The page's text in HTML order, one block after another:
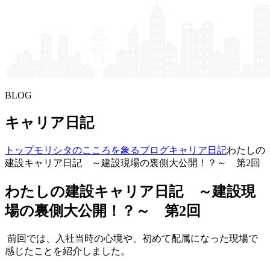
BLOG
キャリア日記
トップモリシタの​こころを​象る​ブログキャリア日記わたしの
建設キャリア日記 ～建設現場の裏側大公開！？～ 第2回
わたしの建設キャリア日記 ～建設現
場の裏側大公開！？～ 第2回
前回では、入社当時の心境や、初めて配属になった現場で
感じたことを紹介しました。